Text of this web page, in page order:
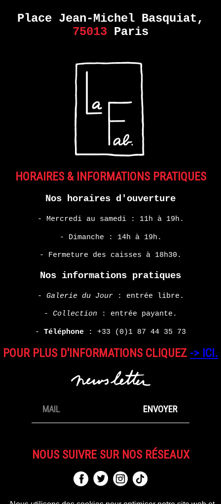
Place Jean-Michel Basquiat,
75013 Paris
HORAIRES & INFORMATIONS PRATIQUES
Nos horaires d'ouverture
- Mercredi au samedi : 11h à 19h.
- Dimanche : 14h à 19h.
- Fermeture des caisses à 18h30.
Nos informations pratiques
- Galerie du Jour: entrée libre.
- Collection : entrée payante.
- Téléphone : +33 (0)1 87 44 35 73
POUR PLUS D'INFORMATIONS CLIQUEZ -> ICI.
NOUS SUIVRE SUR NOS RÉSEAUX